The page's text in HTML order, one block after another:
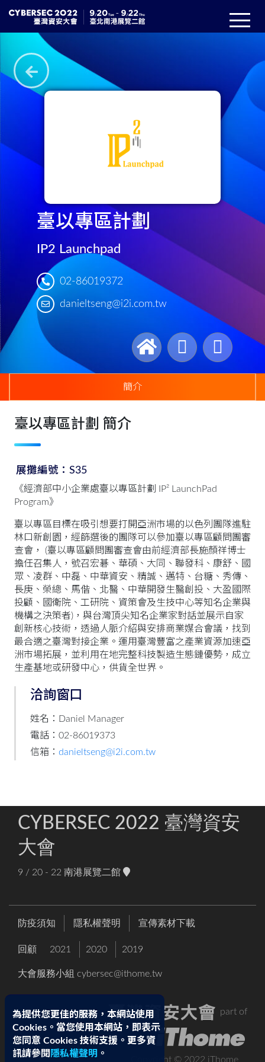
為提供您更佳的服務，本網站使用
Cookies。當您使用本網站，即表示
您同意 Cookies 技術支援。更多資
訊請參閱 隱私權聲明 。
臺以專區計劃
IP2 Launchpad
02-86019372
danieltseng@i2i.com.tw
簡介
臺以專區計劃 簡介
展攤編號：S35
《經濟部中小企業處臺以專區計劃 IP² LaunchPad
Program》
臺以專區目標在吸引想要打開亞洲市場的以色列團隊進駐
林口新創園，經篩選後的團隊可以參加臺以專區顧問團審
查會， (臺以專區顧問團審查會由前經濟部長施顏祥博士
擔任召集人，號召宏碁、華碩、大同、聯發科、康舒、國
眾、凌群、中磊、中華資安、精誠、邁特、台糖、秀傳、
長庚、榮總、馬偕、北醫、中華開發生醫創投、大盈國際
投顧、國衛院、工研院、資策會及生技中心等知名企業與
機構之決策者)，與台灣頂尖知名企業家對話並展示自家
創新核心技術，透過人脈介紹與安排商業媒合會議，找到
最合適之臺灣對接企業。運用臺灣豐富之產業資源加速亞
洲市場拓展，並利用在地完整科技製造生態鏈優勢，成立
生產基地或研發中心，供貨全世界。
洽詢窗口
姓名：Daniel Manager
電話：02-86019373
信箱： danieltseng@i2i.com.tw
CYBERSEC 2022 臺灣資安
大會
9 / 20 - 22 南港展覽二館
防疫須知 隱私權聲明 宣傳素材下載
回顧 2021 2020 2019
大會服務小組 cybersec@ithome.tw
part of
Copyright © 2022 iThome